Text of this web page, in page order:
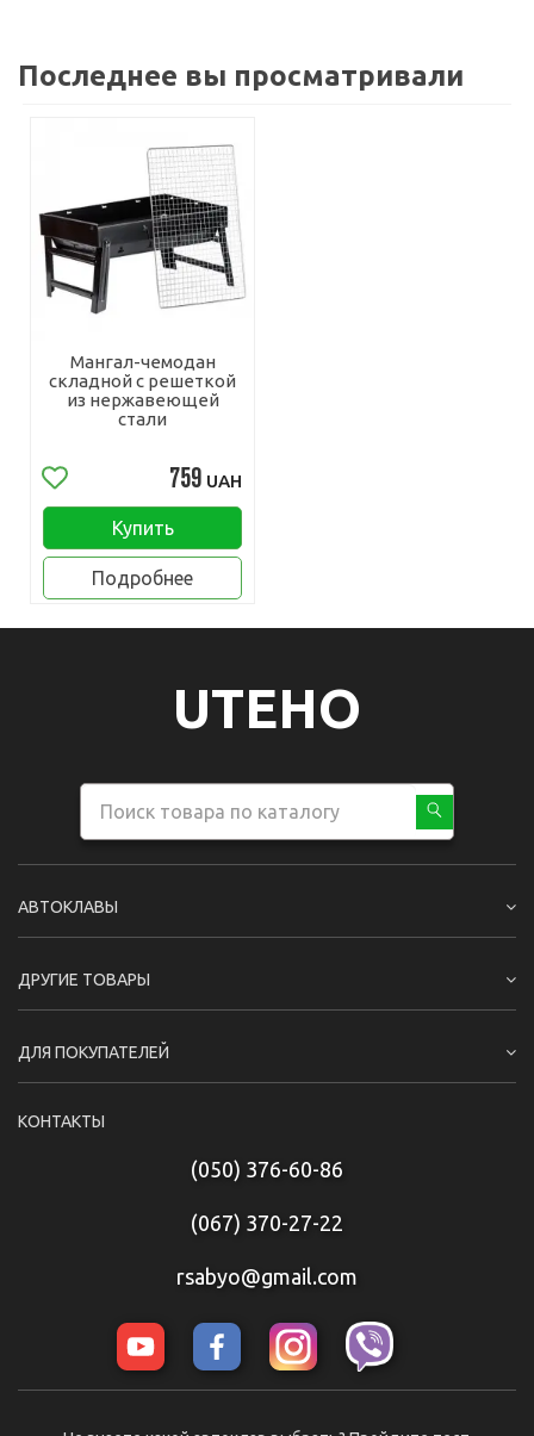
Последнее вы просматривали
Мангал-чемодан
складной с решеткой
из нержавеющей
стали
759 UAH
Купить
Подробнее
UTEHO
АВТОКЛАВЫ
ДРУГИЕ ТОВАРЫ
ДЛЯ ПОКУПАТЕЛЕЙ
КОНТАКТЫ
(050) 376-60-86
(067) 370-27-22
rsabyo@gmail.com